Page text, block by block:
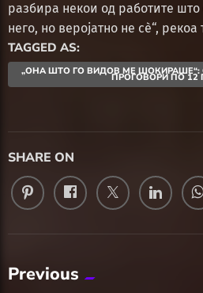
разбира некои од работите што
него, но веројатно не сè“, рекоа
TAGGED AS:
„ОНА ШТО ГО ВИДОВ МЕ
ПРОГОВОРИ ПО 12
SHARE ON
Previous